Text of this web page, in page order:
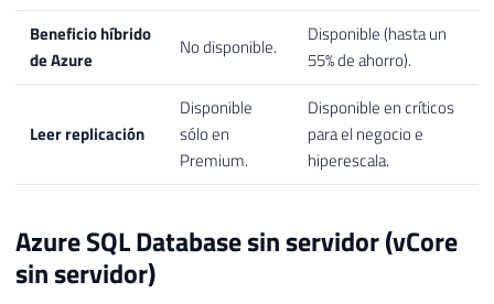
Beneficio híbrido
de Azure
No disponible.
Disponible (hasta un
55% de ahorro).
Leer replicación
Disponible
sólo en
Premium.
Disponible en críticos
para el negocio e
hiperescala.
Azure SQL Database sin servidor (vCore
sin servidor)